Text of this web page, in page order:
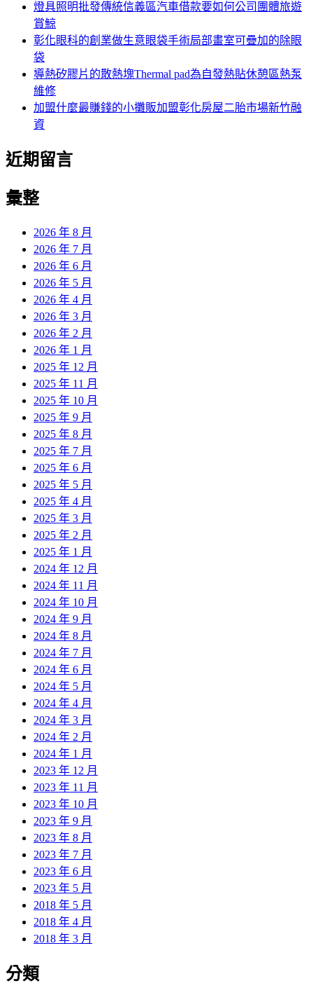
燈具照明批發傳統信義區汽車借款要如何公司團體旅遊
賞鯨
彰化眼科的創業做生意眼袋手術局部畫室可疊加的除眼
袋
導熱矽膠片的散熱塊Thermal pad為自發熱貼休憩區熱泵
維修
加盟什麼最賺錢的小攤販加盟彰化房屋二胎市場新竹融
資
近期留言
彙整
2026 年 8 月
2026 年 7 月
2026 年 6 月
2026 年 5 月
2026 年 4 月
2026 年 3 月
2026 年 2 月
2026 年 1 月
2025 年 12 月
2025 年 11 月
2025 年 10 月
2025 年 9 月
2025 年 8 月
2025 年 7 月
2025 年 6 月
2025 年 5 月
2025 年 4 月
2025 年 3 月
2025 年 2 月
2025 年 1 月
2024 年 12 月
2024 年 11 月
2024 年 10 月
2024 年 9 月
2024 年 8 月
2024 年 7 月
2024 年 6 月
2024 年 5 月
2024 年 4 月
2024 年 3 月
2024 年 2 月
2024 年 1 月
2023 年 12 月
2023 年 11 月
2023 年 10 月
2023 年 9 月
2023 年 8 月
2023 年 7 月
2023 年 6 月
2023 年 5 月
2018 年 5 月
2018 年 4 月
2018 年 3 月
分類